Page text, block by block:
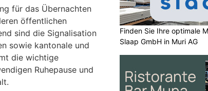
für das Übernachten
öffentlichen
sind die Signalisation
sowie kantonale und
die wichtige
Ruhepause und
Finden Sie Ihre optimale
Slaap GmbH in Muri AG